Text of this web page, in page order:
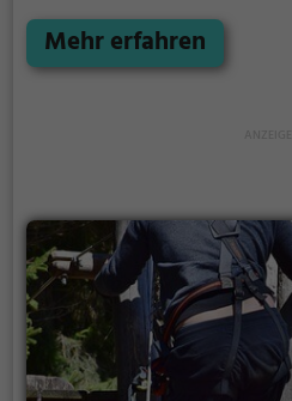
Mehr erfahren